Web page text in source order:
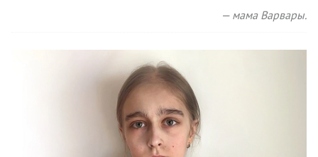
— мама Варвары.